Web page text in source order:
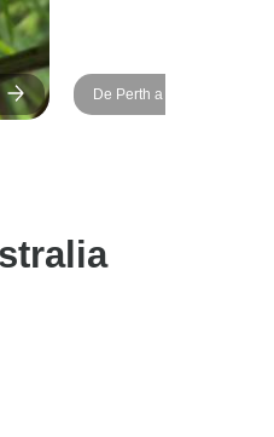
Un viaje
un
de 3-4De Perth a Exmouth y